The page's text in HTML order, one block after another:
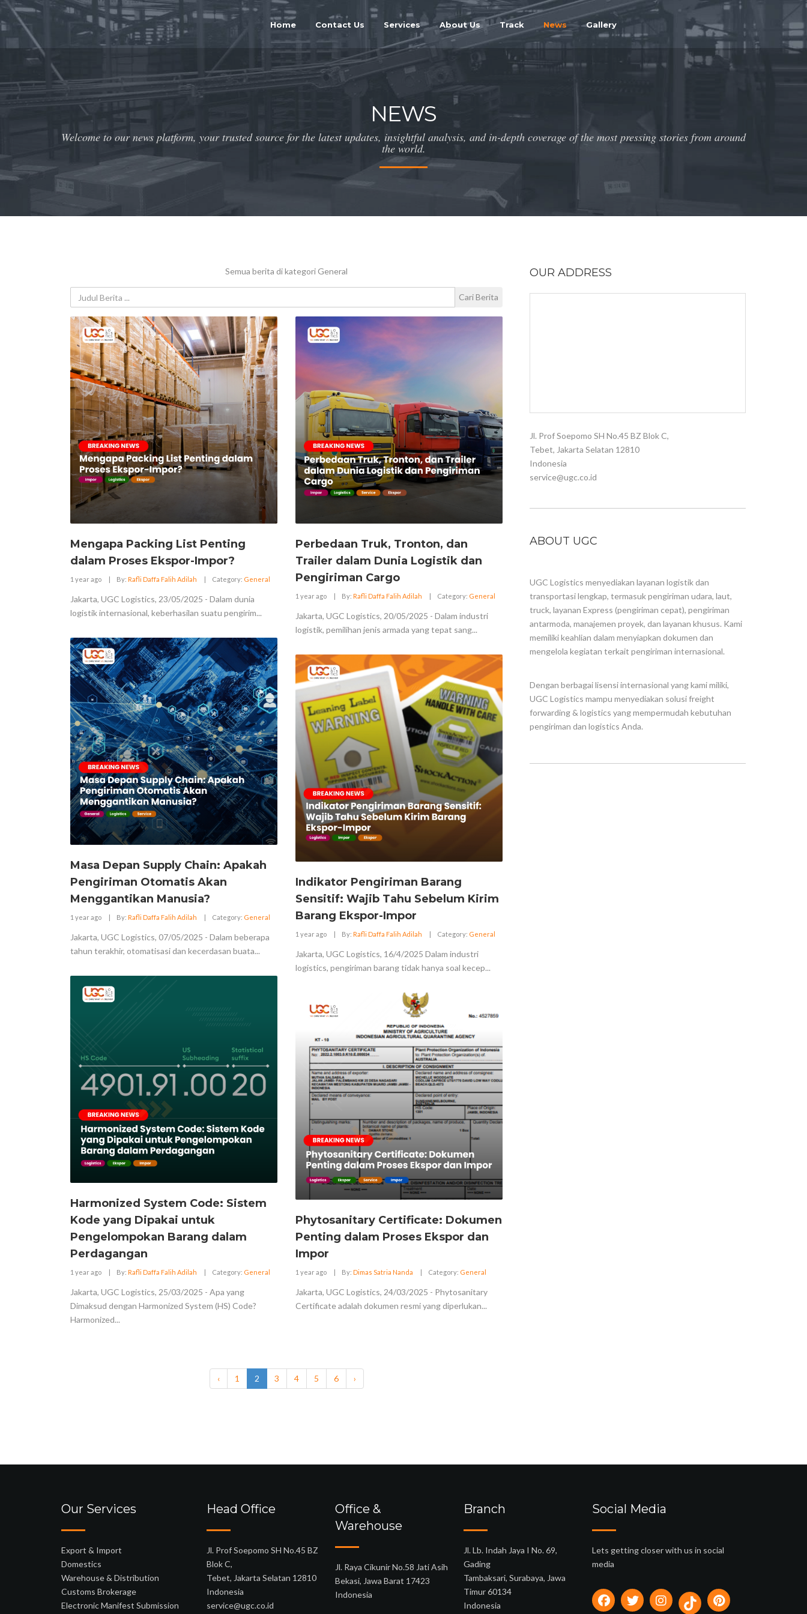
Home Contact Us Services About Us Track News Gallery
NEWS
Welcome to our news platform, your trusted source for the latest updates, insightful analysis, and in-depth coverage of the most pressing stories from around
the world.
Semua berita di kategori General
Cari Berita
Mengapa Packing List Penting
dalam Proses Ekspor-Impor?
1 year ago | By: Rafli Daffa Falih Adilah | Category: General
Jakarta, UGC Logistics, 23/05/2025 - Dalam dunia
logistik internasional, keberhasilan suatu pengirim...
Perbedaan Truk, Tronton, dan
Trailer dalam Dunia Logistik dan
Pengiriman Cargo
1 year ago | By: Rafli Daffa Falih Adilah | Category: General
Jakarta, UGC Logistics, 20/05/2025 - Dalam industri
logistik, pemilihan jenis armada yang tepat sang...
Masa Depan Supply Chain: Apakah
Pengiriman Otomatis Akan
Menggantikan Manusia?
1 year ago | By: Rafli Daffa Falih Adilah | Category: General
Jakarta, UGC Logistics, 07/05/2025 - Dalam beberapa
tahun terakhir, otomatisasi dan kecerdasan buata...
Indikator Pengiriman Barang
Sensitif: Wajib Tahu Sebelum Kirim
Barang Ekspor-Impor
1 year ago | By: Rafli Daffa Falih Adilah | Category: General
Jakarta, UGC Logistics, 16/4/2025 Dalam industri
logistics, pengiriman barang tidak hanya soal kecep...
Harmonized System Code: Sistem
Kode yang Dipakai untuk
Pengelompokan Barang dalam
Perdagangan
1 year ago | By: Rafli Daffa Falih Adilah | Category: General
Jakarta, UGC Logistics, 25/03/2025 - Apa yang
Dimaksud dengan Harmonized System (HS) Code?
Harmonized...
Phytosanitary Certificate: Dokumen
Penting dalam Proses Ekspor dan
Impor
1 year ago | By: Dimas Satria Nanda | Category: General
Jakarta, UGC Logistics, 24/03/2025 - Phytosanitary
Certificate adalah dokumen resmi yang diperlukan...
‹ 1 2 3 4 5 6 ›
OUR ADDRESS
Jl. Prof Soepomo SH No.45 BZ Blok C,
Tebet, Jakarta Selatan 12810
Indonesia
service@ugc.co.id
ABOUT UGC
UGC Logistics menyediakan layanan logistik dan
transportasi lengkap, termasuk pengiriman udara, laut,
truck, layanan Express (pengiriman cepat), pengiriman
antarmoda, manajemen proyek, dan layanan khusus. Kami
memiliki keahlian dalam menyiapkan dokumen dan
mengelola kegiatan terkait pengiriman internasional.
Dengan berbagai lisensi internasional yang kami miliki,
UGC Logistics mampu menyediakan solusi freight
forwarding & logistics yang mempermudah kebutuhan
pengiriman dan logistics Anda.
Our Services
Export & Import
Domestics
Warehouse & Distribution
Customs Brokerage
Electronic Manifest Submission
Head Office
Jl. Prof Soepomo SH No.45 BZ
Blok C,
Tebet, Jakarta Selatan 12810
Indonesia
service@ugc.co.id
Office &
Warehouse
Jl. Raya Cikunir No.58 Jati Asih
Bekasi, Jawa Barat 17423
Indonesia
Branch
Jl. Lb. Indah Jaya I No. 69,
Gading
Tambaksari, Surabaya, Jawa
Timur 60134
Indonesia
Social Media
Lets getting closer with us in social
media